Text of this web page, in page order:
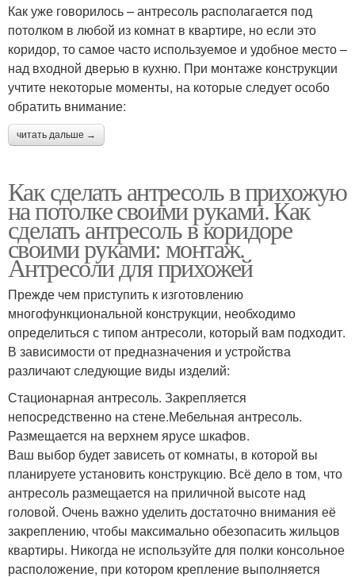
Как уже говорилось – антресоль располагается под
потолком в любой из комнат в квартире, но если это
коридор, то самое часто используемое и удобное место –
над входной дверью в кухню. При монтаже конструкции
учтите некоторые моменты, на которые следует особо
обратить внимание:
читать дальше →
Как сделать антресоль в прихожую
на потолке своими руками. Как
сделать антресоль в коридоре
своими руками: монтаж.
Антресоли для прихожей
Прежде чем приступить к изготовлению
многофункциональной конструкции, необходимо
определиться с типом антресоли, который вам подходит.
В зависимости от предназначения и устройства
различают следующие виды изделий:
Стационарная антресоль. Закрепляется
непосредственно на стене.Мебельная антресоль.
Размещается на верхнем ярусе шкафов.
Ваш выбор будет зависеть от комнаты, в которой вы
планируете установить конструкцию. Всё дело в том, что
антресоль размещается на приличной высоте над
головой. Очень важно уделить достаточно внимания её
закреплению, чтобы максимально обезопасить жильцов
квартиры. Никогда не используйте для полки консольное
расположение, при котором крепление выполняется